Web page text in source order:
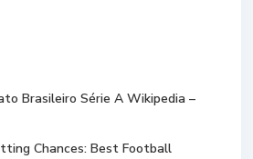
Brasileiro Série A Wikipedia –
Chances: Best Football